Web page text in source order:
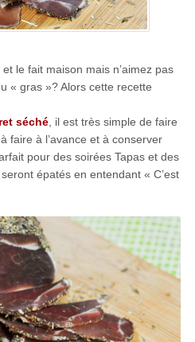
le fait maison mais n’aimez pas
« gras »? Alors cette recette
séché, il est très simple de faire
faire à l’avance et à conserver
pour des soirées Tapas et des
épatés en entendant « C’est